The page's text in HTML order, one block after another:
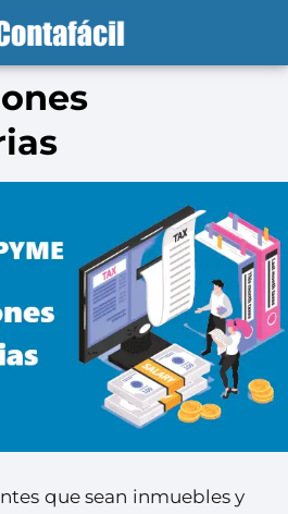
que sean inmuebles y